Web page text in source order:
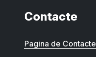
Contacte
Pagina de Contacte